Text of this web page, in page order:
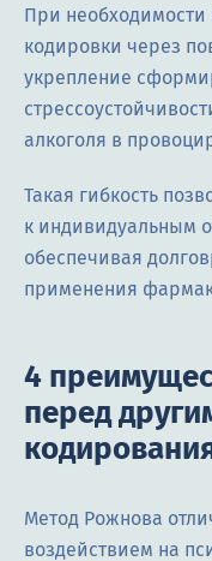
При
кодировки через
укрепление
алкоголя в
Такая гибкость
к индивидуальным
обеспечивая
применения
4
перед
Метод Рожнова
воздействием на